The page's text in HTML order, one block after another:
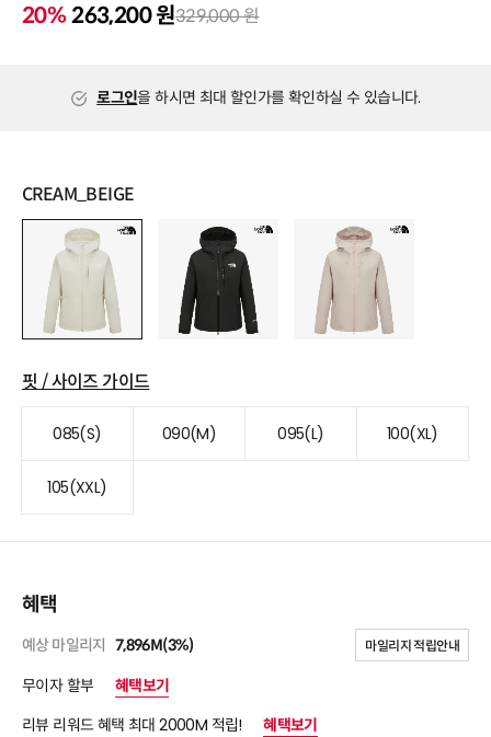
20% 263,200 원329,000 원
로그인을 하시면 최대 할인가를 확인하실 수 있습니다.
CREAM_BEIGE
핏 / 사이즈 가이드
085(S) 090(M) 095(L) 100(XL)
105(XXL)
혜택
예상 마일리지 7,896M(3%) 마일리지 적립안내
무이자 할부
혜택보기
리뷰 리워드 혜택 최대 2000M 적립!
혜택보기